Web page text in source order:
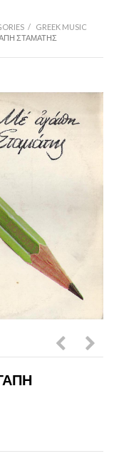
GREEK MUSIC
ΣΤΑΜΆΤΗΣ